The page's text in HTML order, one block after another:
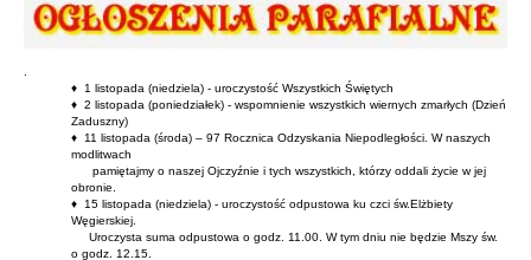
♦ 1 listopada (niedziela) - uroczystość Wszystkich Świętych
♦ 2 listopada (poniedziałek) - wspomnienie wszystkich wiernych zmarłych (Dzień
Zaduszny)
♦ 11 listopada (środa) – 97 Rocznica Odzyskania Niepodległości. W naszych
modlitwach
pamiętajmy o naszej Ojczyźnie i tych wszystkich, którzy oddali życie w jej
obronie.
♦ 15 listopada (niedziela) - uroczystość odpustowa ku czci św.Elżbiety
Węgierskiej.
Uroczysta suma odpustowa o godz. 11.00. W tym dniu nie będzie Mszy św.
o godz. 12.15.